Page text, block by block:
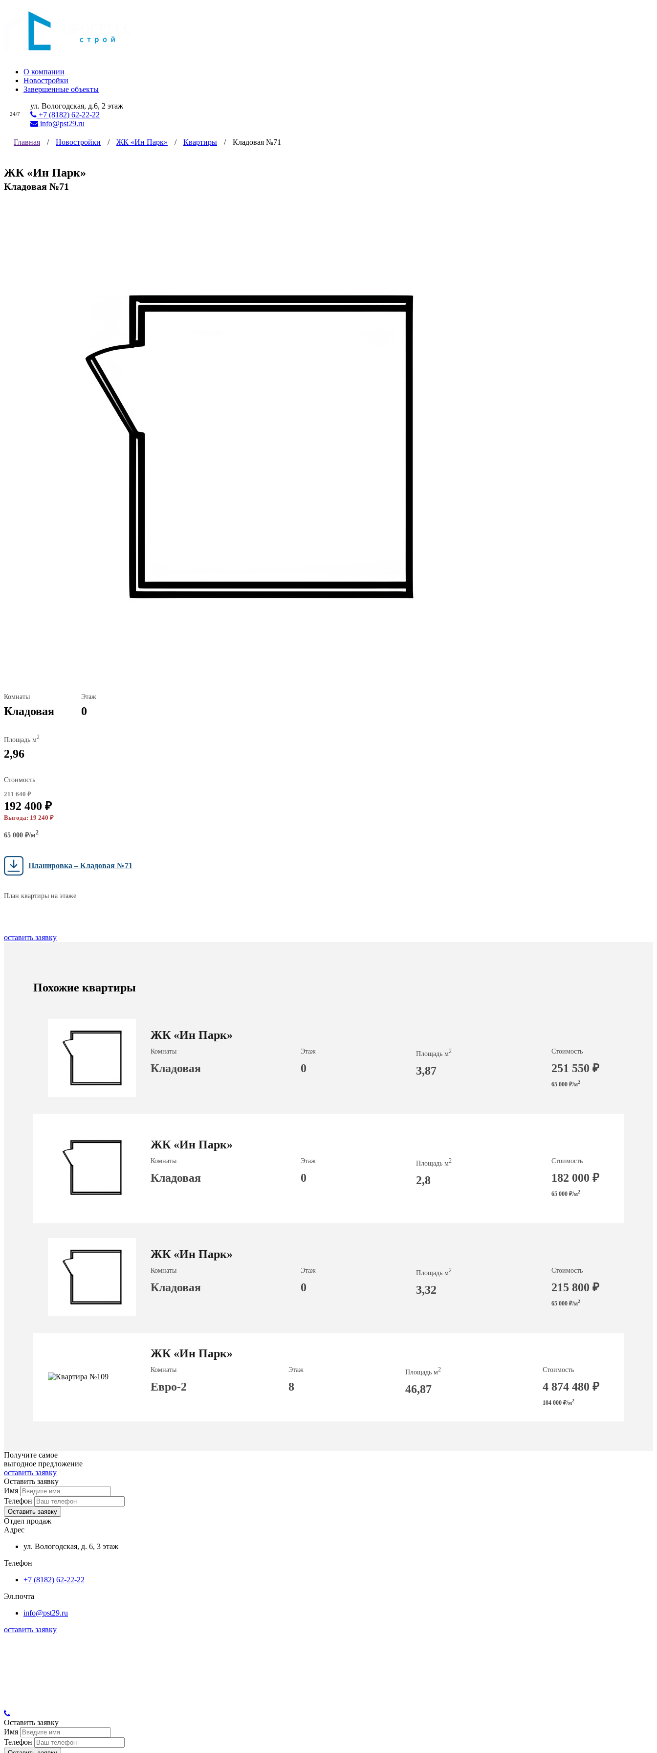
О компании
Новостройки
Завершенные объекты
24/7
ул. Вологодская, д.6, 2 этаж
+7 (8182) 62-22-22
info@pst29.ru
Главная / Новостройки / ЖК «Ин Парк» / Квартиры / Кладовая №71
ЖК «Ин Парк»
Кладовая №71
Комнаты
Кладовая
Этаж
0
Площадь м2
2,96
Стоимость
211 640 ₽
192 400 ₽
Выгода: 19 240 ₽
65 000 ₽/м2
Планировка – Кладовая №71
План квартиры на этаже
оставить заявку
Похожие квартиры
ЖК «Ин Парк»
Комнаты
Кладовая
Этаж
0
Площадь м2
3,87
Стоимость
251 550 ₽
65 000 ₽/м2
ЖК «Ин Парк»
Комнаты
Кладовая
Этаж
0
Площадь м2
2,8
Стоимость
182 000 ₽
65 000 ₽/м2
ЖК «Ин Парк»
Комнаты
Кладовая
Этаж
0
Площадь м2
3,32
Стоимость
215 800 ₽
65 000 ₽/м2
ЖК «Ин Парк»
Комнаты
Евро-2
Этаж
8
Площадь м2
46,87
Стоимость
4 874 480 ₽
104 000 ₽/м2
Получите самое
выгодное предложение
оставить заявку
Оставить заявку
Имя
Телефон
Оставить заявку
Отдел продаж
Адрес
ул. Вологодская, д. 6, 3 этаж
Телефон
+7 (8182) 62-22-22
Эл.почта
info@pst29.ru
оставить заявку
Оставить заявку
Имя
Телефон